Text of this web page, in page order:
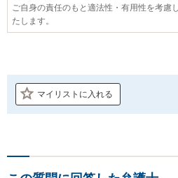
ご自身の責任のもと適法性・有用性を考慮
たします。
マイリストに入れる